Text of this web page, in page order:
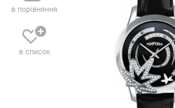
в порівняння
в список